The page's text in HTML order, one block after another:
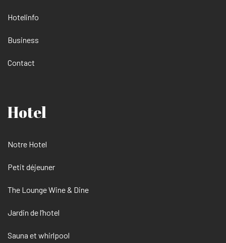
Hotelinfo
Business
Contact
Hotel
Notre Hotel
Petit déjeuner
The Lounge Wine & Dine
Jardin de l’hotel
Sauna et whirlpool